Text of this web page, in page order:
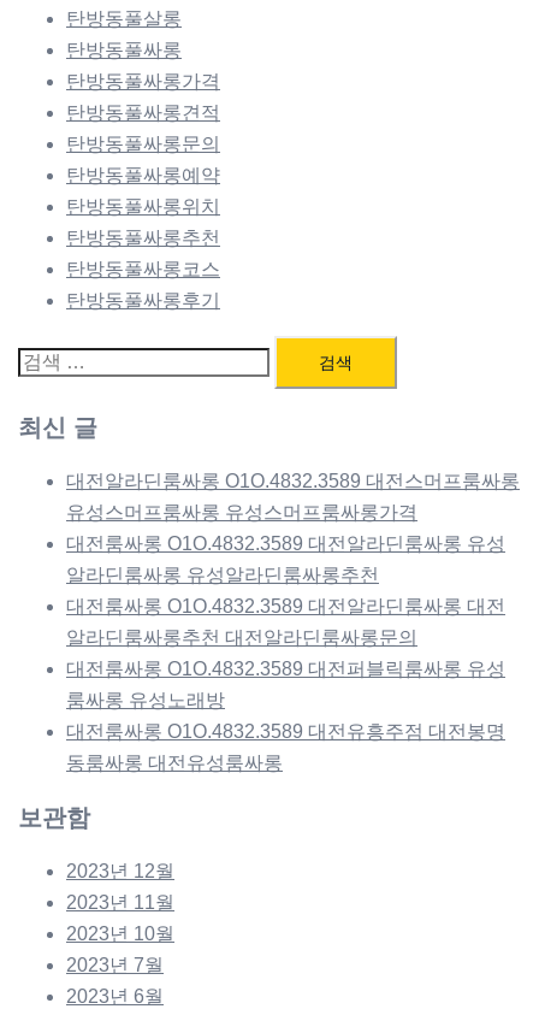
탄방동풀살롱
탄방동풀싸롱
탄방동풀싸롱가격
탄방동풀싸롱견적
탄방동풀싸롱문의
탄방동풀싸롱예약
탄방동풀싸롱위치
탄방동풀싸롱추천
탄방동풀싸롱코스
탄방동풀싸롱후기
검
최신 글
대전알라딘룸싸롱 O1O.4832.3589 대전스머프룸싸롱
유성스머프룸싸롱 유성스머프룸싸롱가격
대전룸싸롱 O1O.4832.3589 대전알라딘룸싸롱 유성
알라딘룸싸롱 유성알라딘룸싸롱추천
대전룸싸롱 O1O.4832.3589 대전알라딘룸싸롱 대전
알라딘룸싸롱추천 대전알라딘룸싸롱문의
대전룸싸롱 O1O.4832.3589 대전퍼블릭룸싸롱 유성
룸싸롱 유성노래방
대전룸싸롱 O1O.4832.3589 대전유흥주점 대전봉명
동룸싸롱 대전유성룸싸롱
보관함
2023년 12월
2023년 11월
2023년 10월
2023년 7월
2023년 6월